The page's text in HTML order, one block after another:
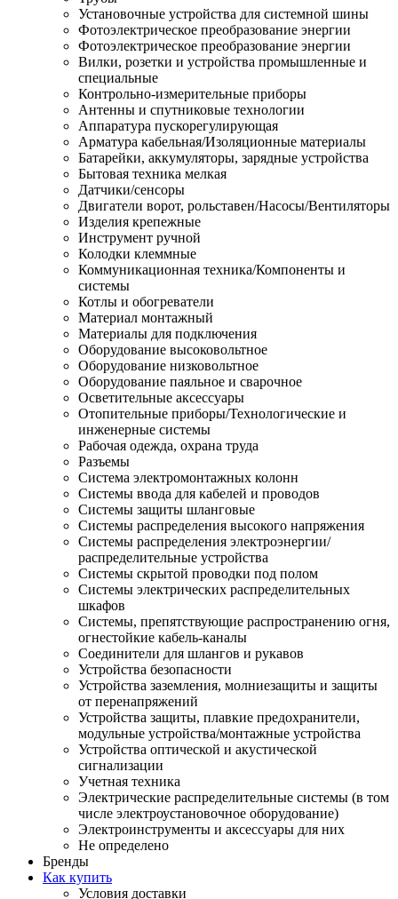
Установочные устройства для системной шины
Фотоэлектрическое преобразование энергии
Фотоэлектрическое преобразование энергии
Вилки, розетки и устройства промышленные и
специальные
Контрольно-измерительные приборы
Антенны и спутниковые технологии
Аппаратура пускорегулирующая
Арматура кабельная/Изоляционные материалы
Батарейки, аккумуляторы, зарядные устройства
Бытовая техника мелкая
Датчики/сенсоры
Двигатели ворот, рольставен/Насосы/Вентиляторы
Изделия крепежные
Инструмент ручной
Колодки клеммные
Коммуникационная техника/Компоненты и
системы
Котлы и обогреватели
Материал монтажный
Материалы для подключения
Оборудование высоковольтное
Оборудование низковольтное
Оборудование паяльное и сварочное
Осветительные аксессуары
Отопительные приборы/Технологические и
инженерные системы
Рабочая одежда, охрана труда
Разъемы
Система электромонтажных колонн
Системы ввода для кабелей и проводов
Системы защиты шланговые
Системы распределения высокого напряжения
Системы распределения электроэнергии/
распределительные устройства
Системы скрытой проводки под полом
Системы электрических распределительных
шкафов
Системы, препятствующие распространению огня,
огнестойкие кабель-каналы
Соединители для шлангов и рукавов
Устройства безопасности
Устройства заземления, молниезащиты и защиты
от перенапряжений
Устройства защиты, плавкие предохранители,
модульные устройства/монтажные устройства
Устройства оптической и акустической
сигнализации
Учетная техника
Электрические распределительные системы (в том
числе электроустановочное оборудование)
Электроинструменты и аксессуары для них
Не определено
Бренды
Как купить
Условия доставки